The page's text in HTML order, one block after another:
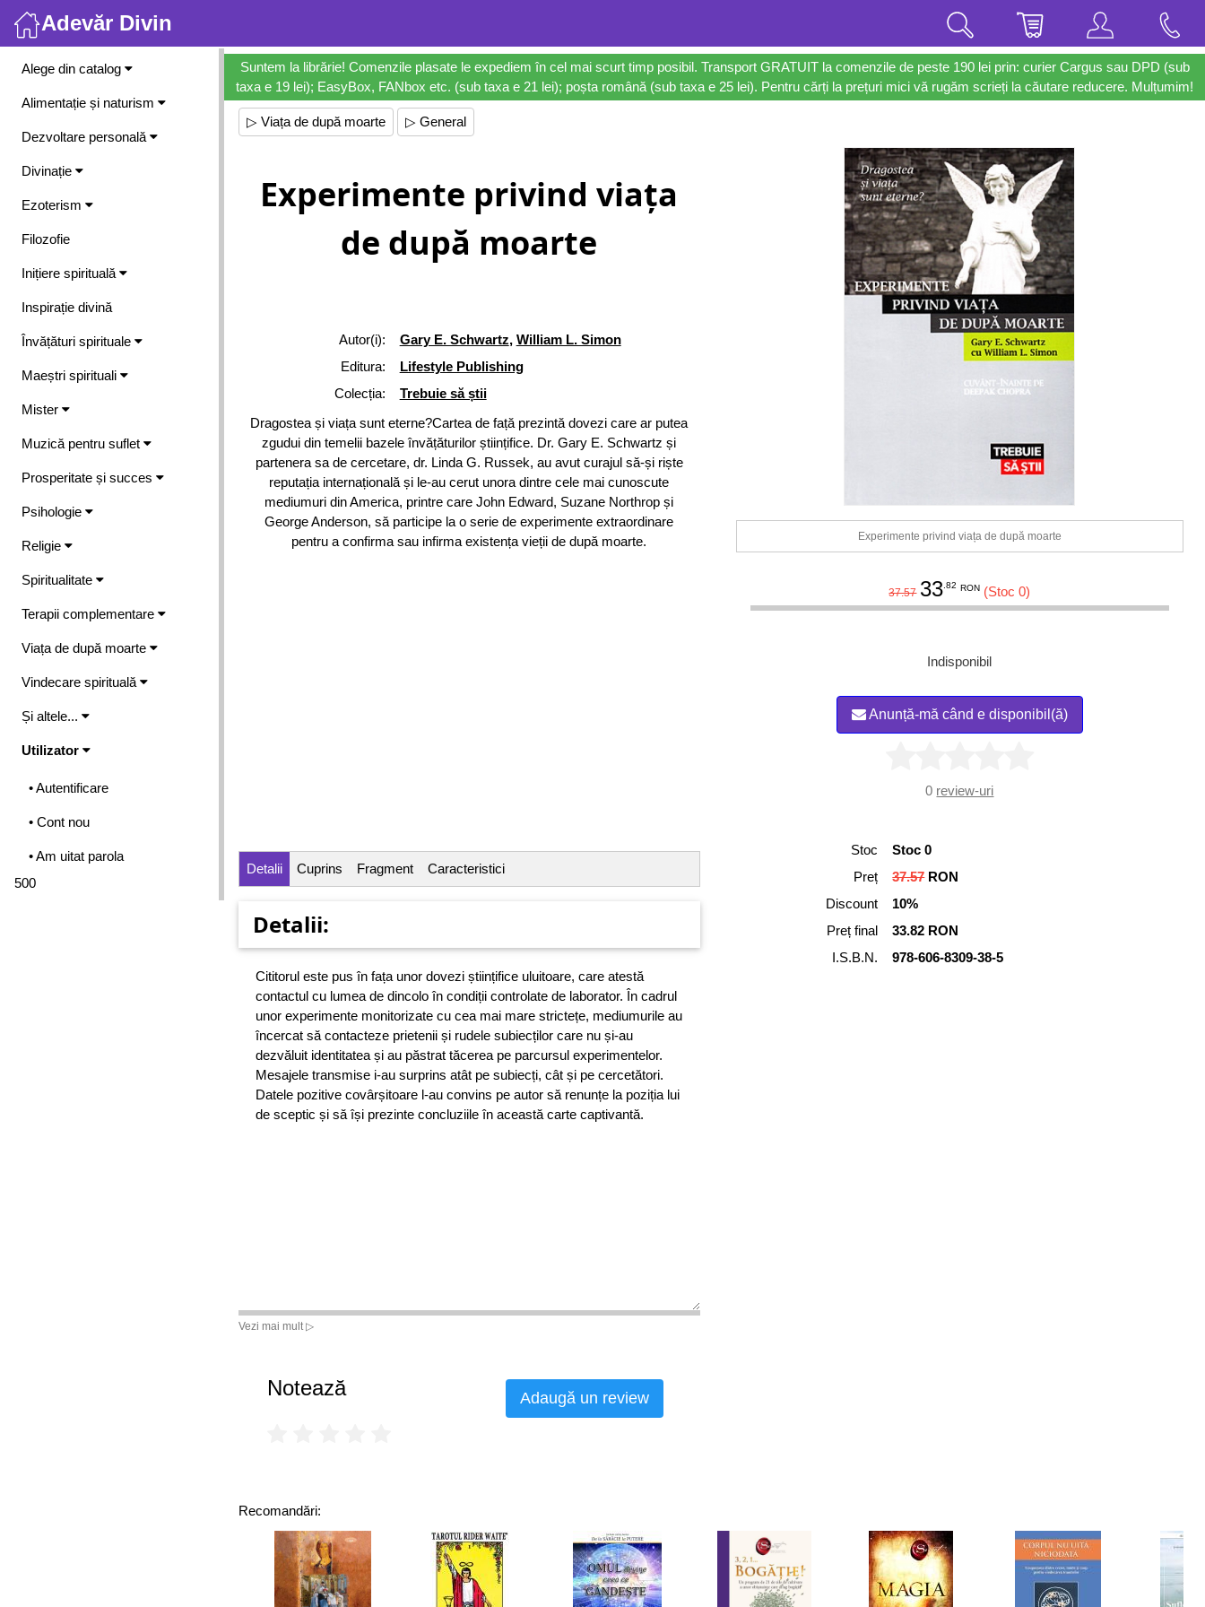
Adevăr Divin
Meniu
Alege din catalog
Alimentație și naturism
Dezvoltare personală
Divinație
Ezoterism
Filozofie
Inițiere spirituală
Inspirație divină
Învățături spirituale
Maeștri spirituali
Mister
Muzică pentru suflet
Prosperitate și succes
Psihologie
Religie
Spiritualitate
Terapii complementare
Viața de după moarte
Vindecare spirituală
Și altele...
Utilizator
• Autentificare
• Cont nou
• Am uitat parola
500
Suntem la librărie! Comenzile plasate le expediem în cel mai scurt timp posibil. Transport GRATUIT la comenzile de peste 190 lei prin: curier Cargus sau DPD (sub
taxa e 19 lei); EasyBox, FANbox etc. (sub taxa e 21 lei); poșta română (sub taxa e 25 lei). Pentru cărți la prețuri mici vă rugăm scrieți la căutare reducere. Mulțumim!
▷ Viața de după moarte ▷ General
Experimente privind viața
de după moarte
Autor(i): Gary E. Schwartz, William L. Simon
Editura:
Lifestyle Publishing
Colecția:
Trebuie să știi
Dragostea și viața sunt eterne?Cartea de față prezintă dovezi care ar putea
zgudui din temelii bazele învățăturilor științifice. Dr. Gary E. Schwartz și
partenera sa de cercetare, dr. Linda G. Russek, au avut curajul să-și riște
reputația internațională și le-au cerut unora dintre cele mai cunoscute
mediumuri din America, printre care John Edward, Suzane Northrop și
George Anderson, să participe la o serie de experimente extraordinare
pentru a confirma sau infirma existența vieții de după moarte.
Experimente privind viața de după moarte
37.57 33 .82 RON (Stoc 0)
Indisponibil
Anunță-mă când e disponibil(ă)
0 review-uri
Detalii Cuprins Fragment Caracteristici
Detalii:
Cititorul este pus în fața unor dovezi științifice uluitoare, care atestă
contactul cu lumea de dincolo în condiții controlate de laborator. În cadrul
unor experimente monitorizate cu cea mai mare strictețe, mediumurile au
încercat să contacteze prietenii și rudele subiecților care nu și-au
dezvăluit identitatea și au păstrat tăcerea pe parcursul experimentelor.
Mesajele transmise i-au surprins atât pe subiecți, cât și pe cercetători.
Datele pozitive covârșitoare l-au convins pe autor să renunțe la poziția lui
de sceptic și să își prezinte concluziile în această carte captivantă.
Vezi mai mult ▷
Stoc
Stoc 0
Preț
37.57RON
Discount
10%
Preț final
33.82 RON
I.S.B.N.
978-606-8309-38-5
Notează Adaugă un review
Recomandări: